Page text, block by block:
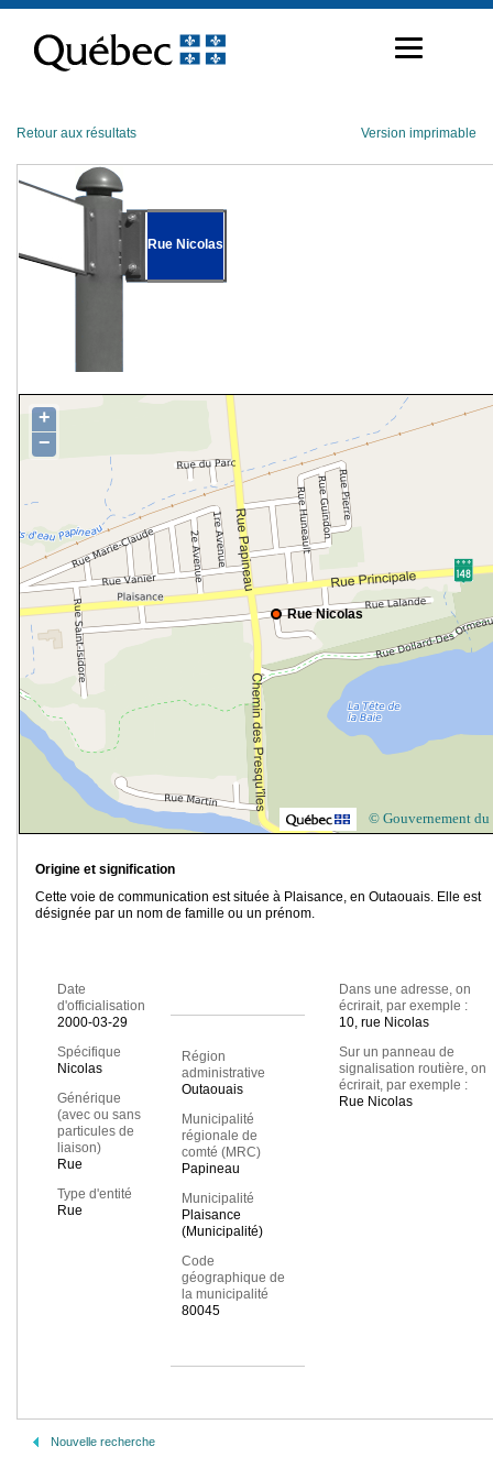
contenu
Retour aux résultats Version imprimable
Rue Nicolas
Rue Nicolas
+
−
© Gouvernement du
Origine et signification
Cette voie de communication est située à Plaisance, en Outaouais. Elle est
désignée par un nom de famille ou un prénom.
Date
d'officialisation
2000-03-29
Spécifique
Nicolas
Générique
(avec ou sans
particules de
liaison)
Rue
Type d'entité
Rue
Région
administrative
Outaouais
Municipalité
régionale de
comté (MRC)
Papineau
Municipalité
Plaisance
(Municipalité)
Code
géographique de
la municipalité
80045
Dans une adresse, on
écrirait, par exemple :
10, rue Nicolas
Sur un panneau de
signalisation routière, on
écrirait, par exemple :
Rue Nicolas
Nouvelle recherche